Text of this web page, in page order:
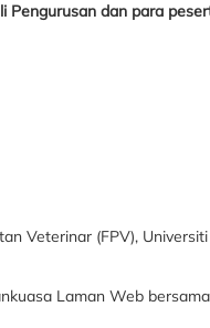
Pengurusan dan para
Veterinar (FPV),
Laman Web